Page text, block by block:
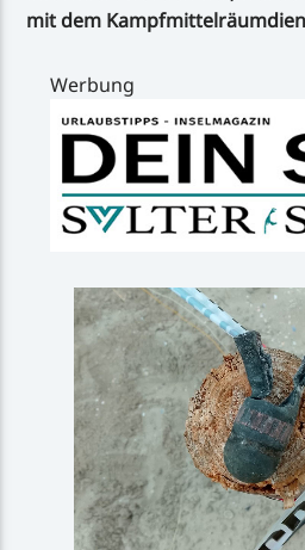
mit dem
Werbung